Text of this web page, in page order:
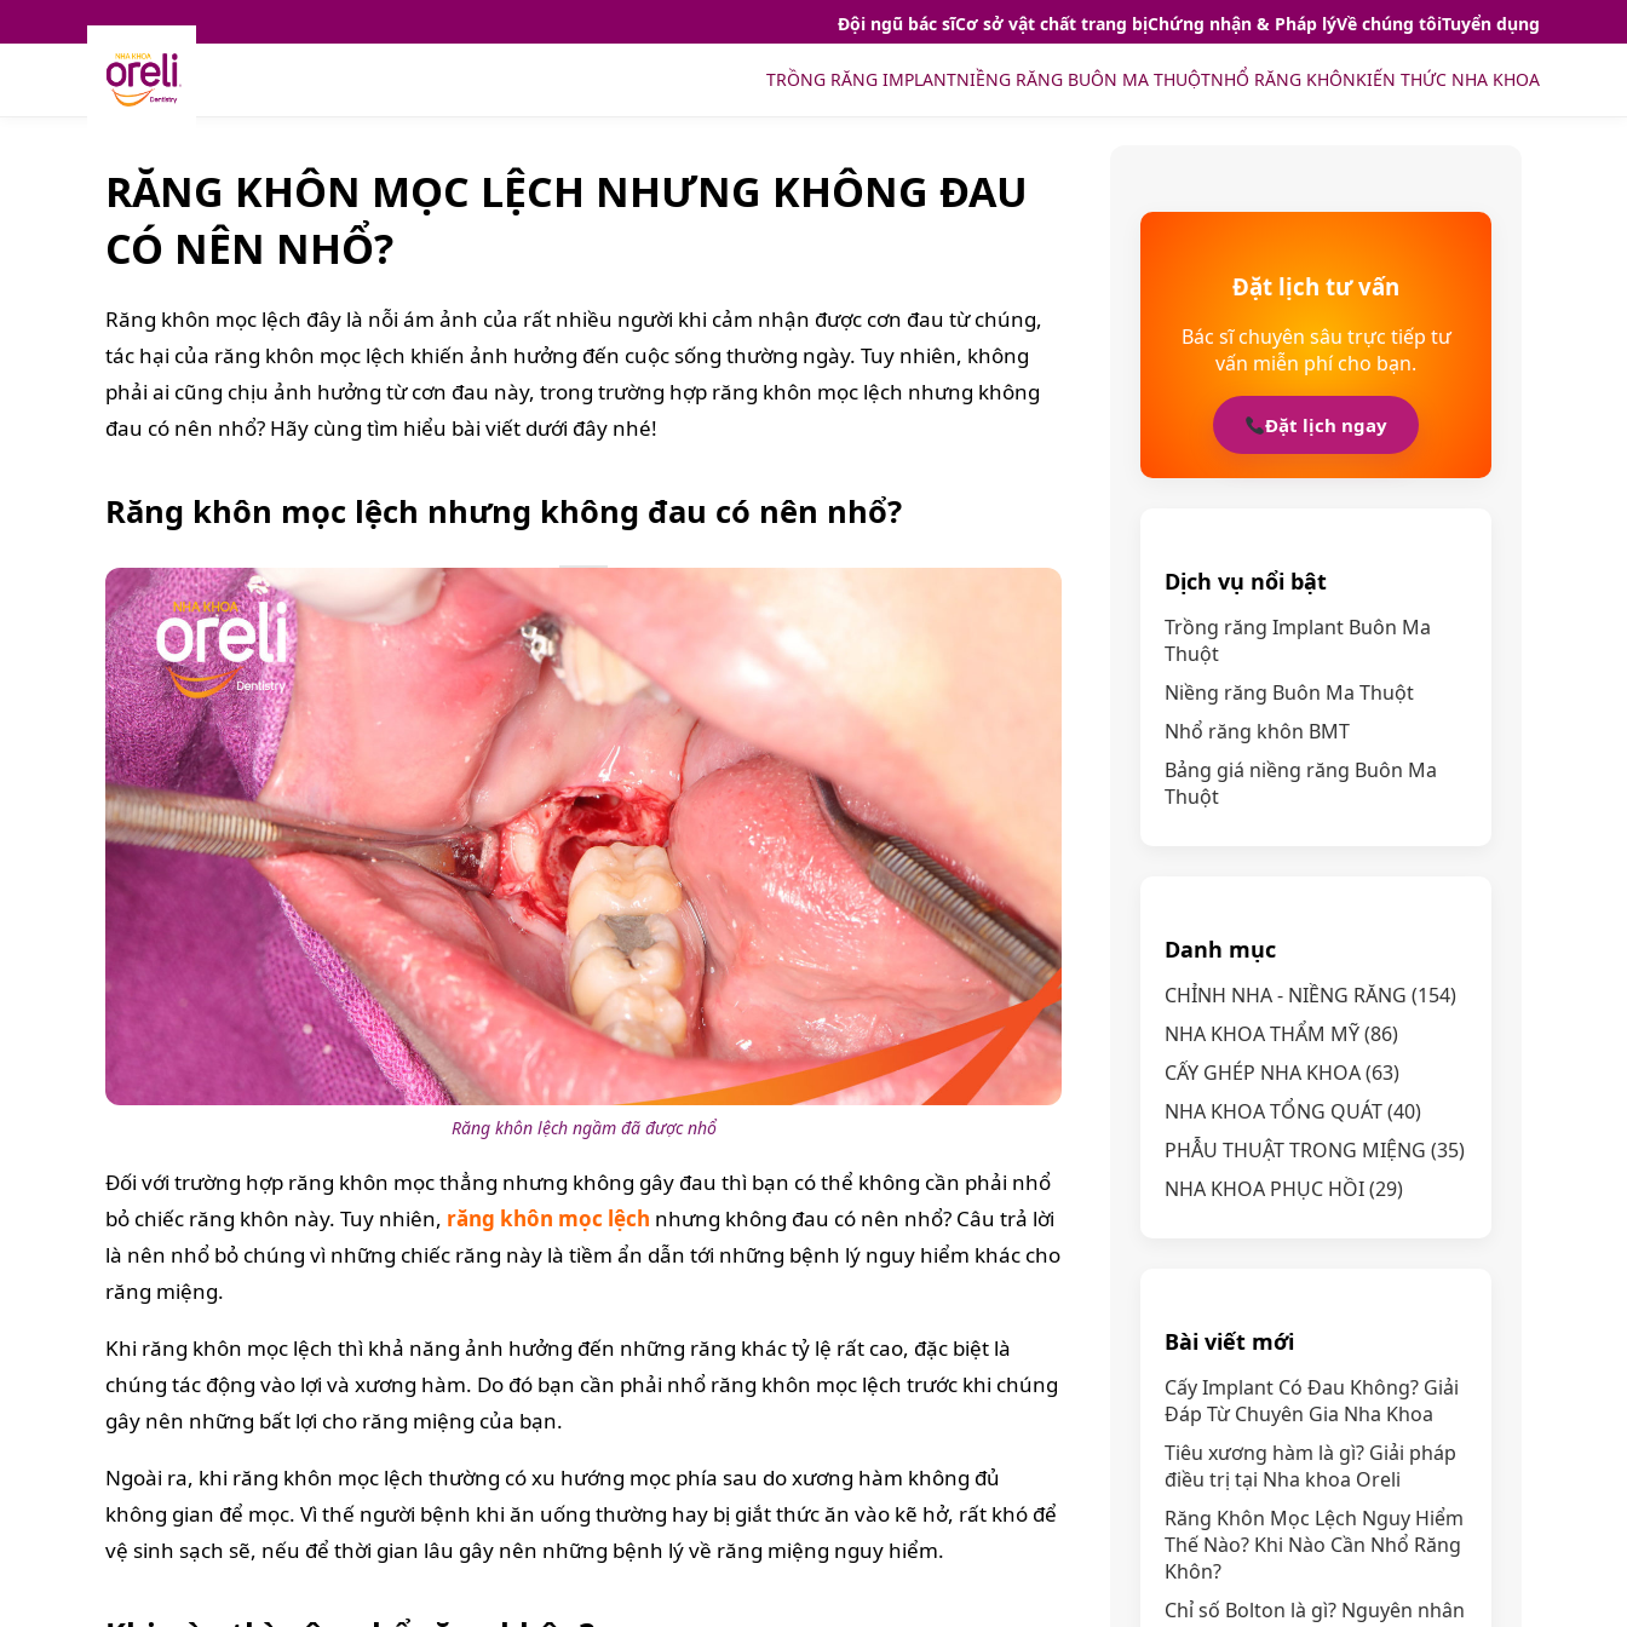
Đội ngũ bác sĩCơ sở vật chất trang bịChứng nhận & Pháp lýVề chúng tôiTuyển dụng
TRỒNG RĂNG IMPLANTNIỀNG RĂNG BUÔN MA THUỘTNHỔ RĂNG KHÔNKIẾN THỨC NHA KHOA
RĂNG KHÔN MỌC LỆCH NHƯNG KHÔNG ĐAU
CÓ NÊN NHỔ?
Răng khôn mọc lệch đây là nỗi ám ảnh của rất nhiều người khi cảm nhận được cơn đau từ chúng,
tác hại của răng khôn mọc lệch khiến ảnh hưởng đến cuộc sống thường ngày. Tuy nhiên, không
phải ai cũng chịu ảnh hưởng từ cơn đau này, trong trường hợp răng khôn mọc lệch nhưng không
đau có nên nhổ? Hãy cùng tìm hiểu bài viết dưới đây nhé!
Răng khôn mọc lệch nhưng không đau có nên nhổ?
Răng khôn lệch ngầm đã được nhổ
Đối với trường hợp răng khôn mọc thẳng nhưng không gây đau thì bạn có thể không cần phải nhổ
bỏ chiếc răng khôn này. Tuy nhiên, răng khôn mọc lệch nhưng không đau có nên nhổ? Câu trả lời
là nên nhổ bỏ chúng vì những chiếc răng này là tiềm ẩn dẫn tới những bệnh lý nguy hiểm khác cho
răng miệng.
Khi răng khôn mọc lệch thì khả năng ảnh hưởng đến những răng khác tỷ lệ rất cao, đặc biệt là
chúng tác động vào lợi và xương hàm. Do đó bạn cần phải nhổ răng khôn mọc lệch trước khi chúng
gây nên những bất lợi cho răng miệng của bạn.
Ngoài ra, khi răng khôn mọc lệch thường có xu hướng mọc phía sau do xương hàm không đủ
không gian để mọc. Vì thế người bệnh khi ăn uống thường hay bị giắt thức ăn vào kẽ hở, rất khó để
vệ sinh sạch sẽ, nếu để thời gian lâu gây nên những bệnh lý về răng miệng nguy hiểm.
Đặt lịch tư vấn
Bác sĩ chuyên sâu trực tiếp tư
vấn miễn phí cho bạn.
Đặt lịch ngay
Dịch vụ nổi bật
Trồng răng Implant Buôn Ma
Thuột
Niềng răng Buôn Ma Thuột
Nhổ răng khôn BMT
Bảng giá niềng răng Buôn Ma
Thuột
Danh mục
CHỈNH NHA - NIỀNG RĂNG (154)
NHA KHOA THẨM MỸ(86)
CẤY GHÉP NHA KHOA(63)
NHA KHOA TỔNG QUÁT(40)
PHẪU THUẬT TRONG MIỆNG (35)
NHA KHOA PHỤC HỒI(29)
Bài viết mới
Cấy Implant Có Đau Không? Giải
Đáp Từ Chuyên Gia Nha Khoa
Tiêu xương hàm là gì? Giải pháp
điều trị tại Nha khoa Oreli
Răng Khôn Mọc Lệch Nguy Hiểm
Thế Nào? Khi Nào Cần Nhổ Răng
Khôn?
Chỉ số Bolton là gì? Nguyên nhân